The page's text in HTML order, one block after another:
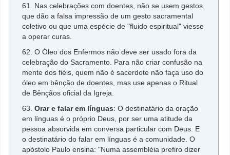
61. Nas celebrações com doentes, não se usem gestos
que dão a falsa impressão de um gesto sacramental
coletivo ou que uma espécie de "fluido espiritual" viesse
a operar curas.
62. O Óleo dos Enfermos não deve ser usado fora da
celebração do Sacramento. Para não criar confusão na
mente dos fiéis, quem não é sacerdote não faça uso do
óleo em bênção de doentes, mas use apenas o Ritual
de Bênçãos oficial da Igreja.
63.Orar e falar em línguas: O destinatário da oração
em línguas é o próprio Deus, por ser uma atitude da
pessoa absorvida em conversa particular com Deus. E
o destinatário do falar em línguas é a comunidade. O
apóstolo Paulo ensina: "Numa assembléia prefiro dizer